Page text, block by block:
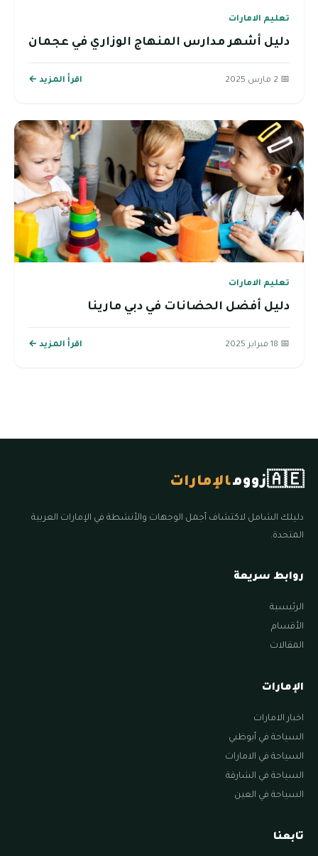
تعليم الامارات
دليل أشهر مدارس المنهاج الوزاري في عجمان
📅 2 مارس 2025 اقرأ المزيد ←
تعليم الامارات
دليل أفضل الحضانات في دبي مارينا
📅 18 فبراير 2025 اقرأ المزيد ←
🇦🇪زوومالإمارات
دليلك الشامل لاكتشاف أجمل الوجهات والأنشطة في الإمارات العربية
المتحدة.
روابط سريعة
الرئيسية
الأقسام
المقالات
الإمارات
اخبار الامارات
السياحة في أبوظبي
السياحة في الامارات
السياحة في الشارقة
السياحة في العين
تابعنا